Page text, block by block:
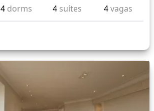
4 dorms 4 suítes 4vagas